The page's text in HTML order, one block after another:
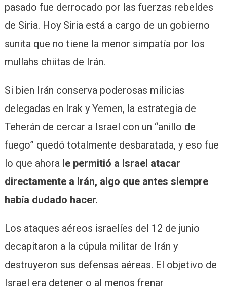
pasado fue derrocado por las fuerzas rebeldes
de Siria. Hoy Siria está a cargo de un gobierno
sunita que no tiene la menor simpatía por los
mullahs chiitas de Irán.
Si bien Irán conserva poderosas milicias
delegadas en Irak y Yemen, la estrategia de
Teherán de cercar a Israel con un “anillo de
fuego” quedó totalmente desbaratada, y eso fue
lo que ahora le permitió a Israel atacar
directamente a Irán, algo que antes siempre
había dudado hacer.
Los ataques aéreos israelíes del 12 de junio
decapitaron a la cúpula militar de Irán y
destruyeron sus defensas aéreas. El objetivo de
Israel era detener o al menos frenar